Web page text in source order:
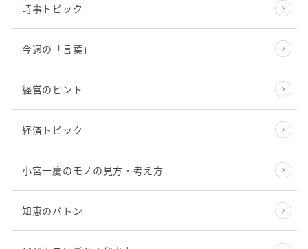
時事トピック
今週の「言葉」
経営のヒント
経済トピック
小宮一慶のモノの見方・考え方
知恵のバトン